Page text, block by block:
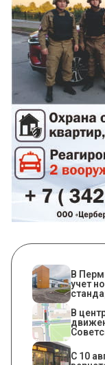
В
учет
В
С 10